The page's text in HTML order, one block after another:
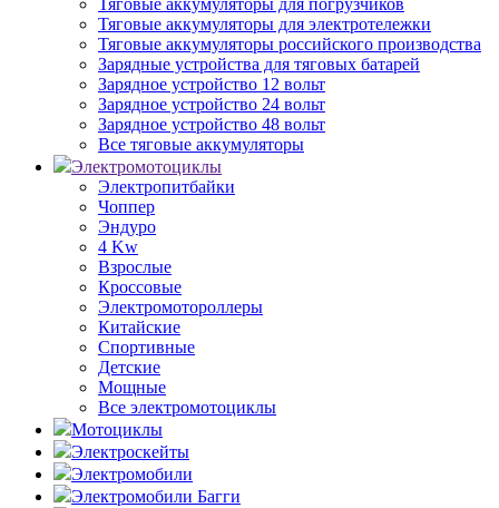
Тяговые аккумуляторы для погрузчиков
Тяговые аккумуляторы для электротележки
Тяговые аккумуляторы российского производства
Зарядные устройства для тяговых батарей
Зарядное устройство 12 вольт
Зарядное устройство 24 вольт
Зарядное устройство 48 вольт
Все тяговые аккумуляторы
Электромотоциклы
Электропитбайки
Чоппер
Эндуро
4 Kw
Взрослые
Кроссовые
Электромотороллеры
Китайские
Спортивные
Детские
Мощные
Все электромотоциклы
Мотоциклы
Электроскейты
Электромобили
Электромобили Багги